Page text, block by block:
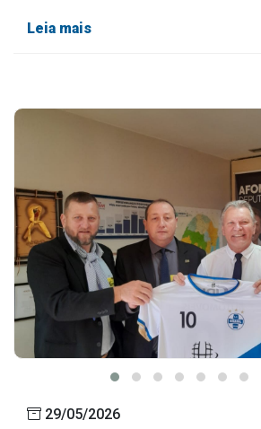
Leia mais
29/05/2026